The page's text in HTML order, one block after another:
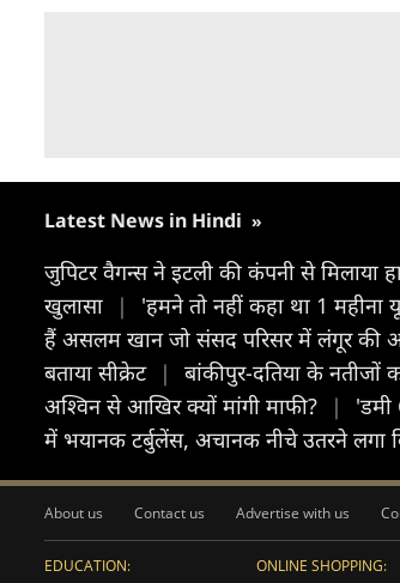
Latest News in Hindi »
जुपिटर वैगन्स ने इटली की कंपनी से मिलाया
खुलासा
| 'हमने तो नहीं कहा था 1 महीना
हैं असलम खान जो संसद परिसर में लंगूर की
बताया सीक्रेट | बांकीपुर-दतिया के
अश्विन से आखिर क्यों मांगी माफी?
| 'डमी
में भयानक टर्बुलेंस, अचानक नीचे उतरने लगा
About us Contact us Advertise with us
EDUCATION:
ONLINE SHOPPING: